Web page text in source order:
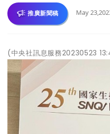
推廣新聞稿 May
(中央社訊息服務20230523